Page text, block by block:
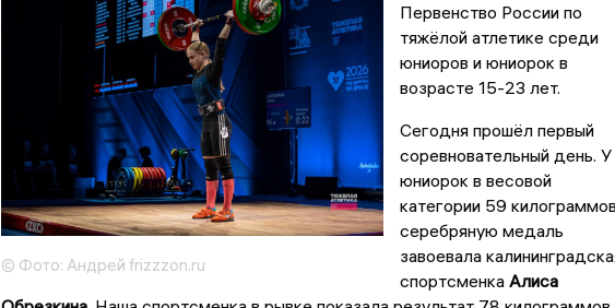
© Фото: Андрей frizzzon.ru
Первенство России по
тяжёлой атлетике среди
юниоров и юниорок в
возрасте 15-23 лет.
Сегодня прошёл первый
соревновательный день. У
юниорок в весовой
категории 59
серебряную медаль
завоевала
спортсменка Алиса